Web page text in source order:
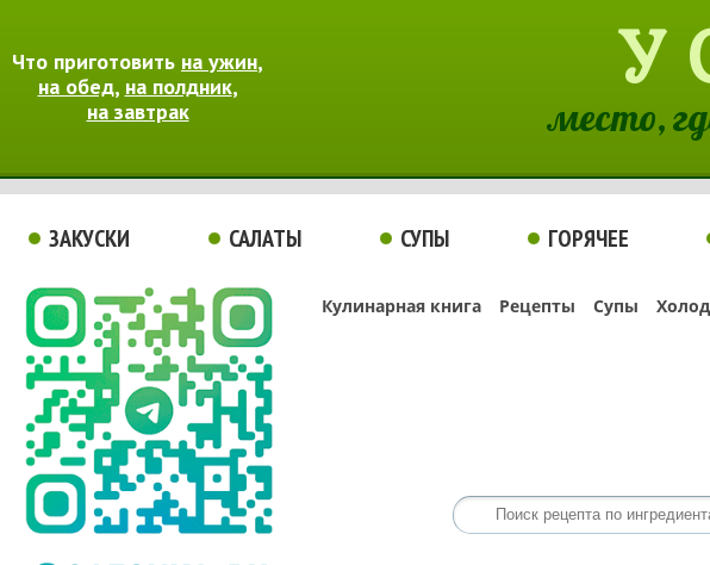
Что приготовить на ужин,
на обед, на полдник,
на завтрак
У
место,
ЗАКУСКИ САЛАТЫ СУПЫ ГОРЯЧЕЕ
Кулинарная книга Рецепты Супы